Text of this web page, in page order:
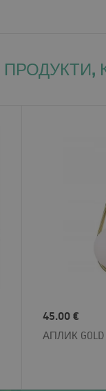
ПРОДУКТИ,
45.00 €
АПЛИК GOLD